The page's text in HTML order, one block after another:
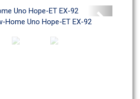
Home Uno Hope-ET EX-92